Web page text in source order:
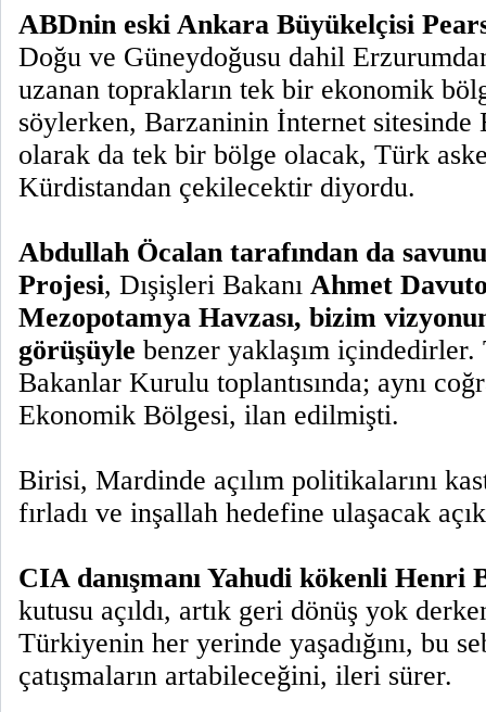
ABDnin eski Ankara Büyükelçisi
Doğu ve Güneydoğusu dahil
uzanan toprakların tek bir ekonomik
söylerken, Barzaninin İnternet sitesinde
olarak da tek bir bölge olacak, Türk
Kürdistandan çekilecektir diyordu.
Abdullah Öcalan tarafından da
Projesi, Dışişleri Bakanı Ahmet
Mezopotamya Havzası, bizim
görüşüyle benzer yaklaşım
Bakanlar Kurulu toplantısında; aynı
Ekonomik Bölgesi, ilan edilmişti.
Birisi, Mardinde açılım politikalarını
fırladı ve inşallah hedefine ulaşacak
CIA danışmanı Yahudi kökenli Henri
kutusu açıldı, artık geri dönüş yok
Türkiyenin her yerinde yaşadığını, bu
çatışmaların artabileceğini, ileri sürer.